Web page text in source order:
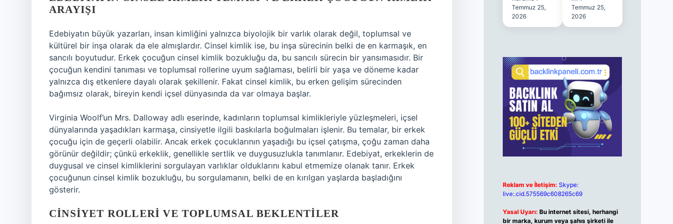
ARAYIŞI
Edebiyatın büyük yazarları, insan kimliğini yalnızca biyolojik bir varlık olarak değil, toplumsal ve
kültürel bir inşa olarak da ele almışlardır. Cinsel kimlik ise, bu inşa sürecinin belki de en karmaşık, en
sancılı boyutudur. Erkek çocuğun cinsel kimlik bozukluğu da, bu sancılı sürecin bir yansımasıdır. Bir
çocuğun kendini tanıması ve toplumsal rollerine uyum sağlaması, belirli bir yaşa ve döneme kadar
yalnızca dış etkenlere dayalı olarak şekillenir. Fakat cinsel kimlik, bu erken gelişim sürecinden
bağımsız olarak, bireyin kendi içsel dünyasında da var olmaya başlar.
Virginia Woolf’un Mrs. Dalloway adlı eserinde, kadınların toplumsal kimlikleriyle yüzleşmeleri, içsel
dünyalarında yaşadıkları karmaşa, cinsiyetle ilgili baskılarla boğulmaları işlenir. Bu temalar, bir erkek
çocuğu için de geçerli olabilir. Ancak erkek çocuklarının yaşadığı bu içsel çatışma, çoğu zaman daha
görünür değildir; çünkü erkeklik, genellikle sertlik ve duygusuzlukla tanımlanır. Edebiyat, erkeklerin de
duygusal ve cinsel kimliklerini sorgulayan varlıklar olduklarını kabul etmemize olanak tanır. Erkek
çocuğunun cinsel kimlik bozukluğu, bu sorgulamanın, belki de en kırılgan yaşlarda başladığını
gösterir.
CINSIYET ROLLERI VE TOPLUMSAL BEKLENTILER
Temmuz 25,
2026
Temmuz 25,
2026
Reklam ve İletişim: Skype:
live:.cid.575569c608265c69
Yasal Uyarı: Bu internet sitesi, herhangi
bir marka, kurum veya şahıs şirketi ile